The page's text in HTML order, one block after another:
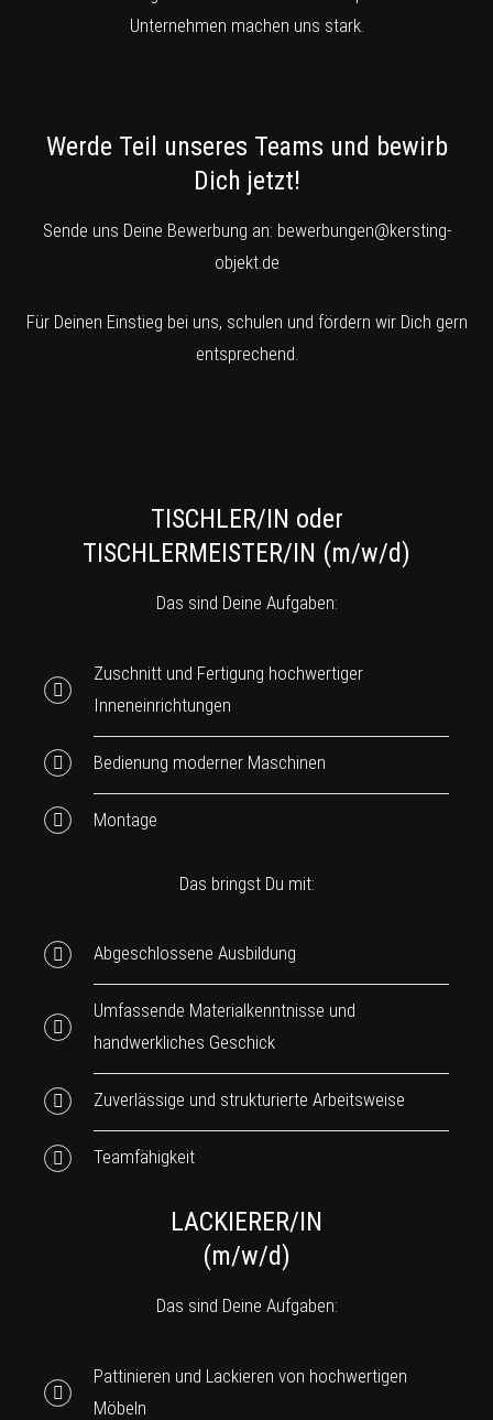
Unternehmen machen uns stark.
Werde Teil unseres Teams und bewirb
Dich jetzt!
Sende uns Deine Bewerbung an: bewerbungen@kersting-
objekt.de
Für Deinen Einstieg bei uns, schulen und fördern wir Dich gern
entsprechend.
TISCHLER/IN oder
TISCHLERMEISTER/IN (m/w/d)
Das sind Deine Aufgaben:
Zuschnitt und Fertigung hochwertiger
Inneneinrichtungen
Bedienung moderner Maschinen
Montage
Das bringst Du mit:
Abgeschlossene Ausbildung
Umfassende Materialkenntnisse und
handwerkliches Geschick
Zuverlässige und strukturierte Arbeitsweise
Teamfähigkeit
LACKIERER/IN
(m/w/d)
Das sind Deine Aufgaben:
Pattinieren und Lackieren von hochwertigen
Möbeln